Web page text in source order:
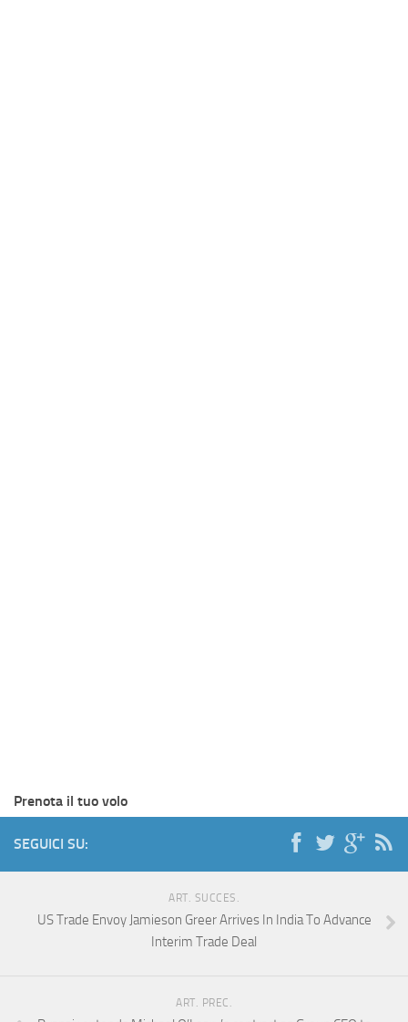
Prenota il tuo volo
SEGUICI SU:
ART. SUCCES.
US Trade Envoy Jamieson Greer Arrives In India To Advance
Interim Trade Deal
ART. PREC.